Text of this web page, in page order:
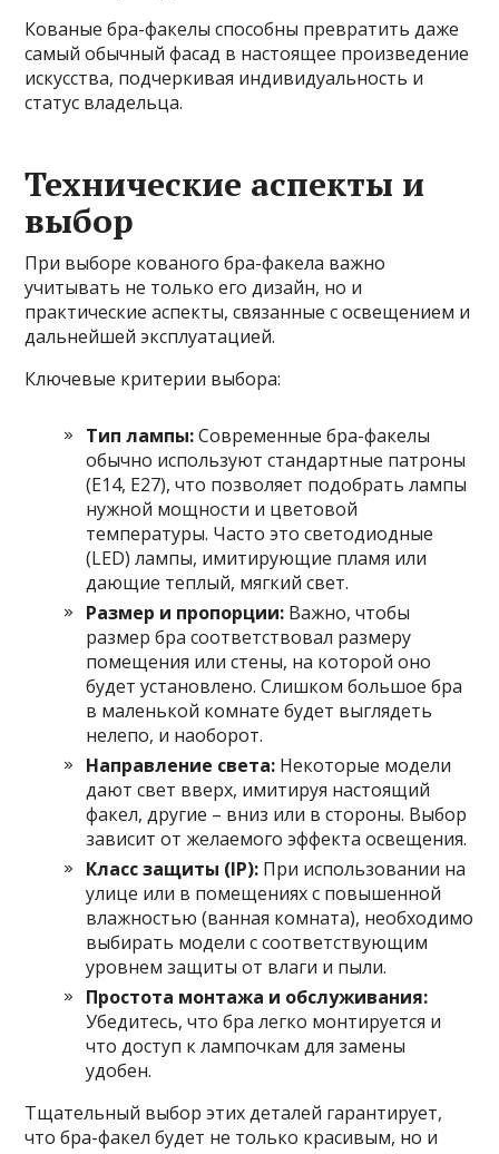
Кованые бра-факелы способны превратить даже
самый обычный фасад в настоящее произведение
искусства, подчеркивая индивидуальность и
статус владельца.
Технические аспекты и
выбор
При выборе кованого бра-факела важно
учитывать не только его дизайн, но и
практические аспекты, связанные с освещением и
дальнейшей эксплуатацией.
Ключевые критерии выбора:
Тип лампы:Современные бра-факелы
обычно используют стандартные патроны
(E14, E27), что позволяет подобрать лампы
нужной мощности и цветовой
температуры. Часто это светодиодные
(LED) лампы, имитирующие пламя или
дающие теплый, мягкий свет.
Размер и пропорции: Важно, чтобы
размер бра соответствовал размеру
помещения или стены, на которой оно
будет установлено. Слишком большое бра
в маленькой комнате будет выглядеть
нелепо, и наоборот.
Направление света: Некоторые модели
дают свет вверх, имитируя настоящий
факел, другие – вниз или в стороны. Выбор
зависит от желаемого эффекта освещения.
Класс защиты (IP): При использовании на
улице или в помещениях с повышенной
влажностью (ванная комната), необходимо
выбирать модели с соответствующим
уровнем защиты от влаги и пыли.
Простота монтажа и обслуживания:
Убедитесь, что бра легко монтируется и
что доступ к лампочкам для замены
удобен.
Тщательный выбор этих деталей гарантирует,
что бра-факел будет не только красивым, но и